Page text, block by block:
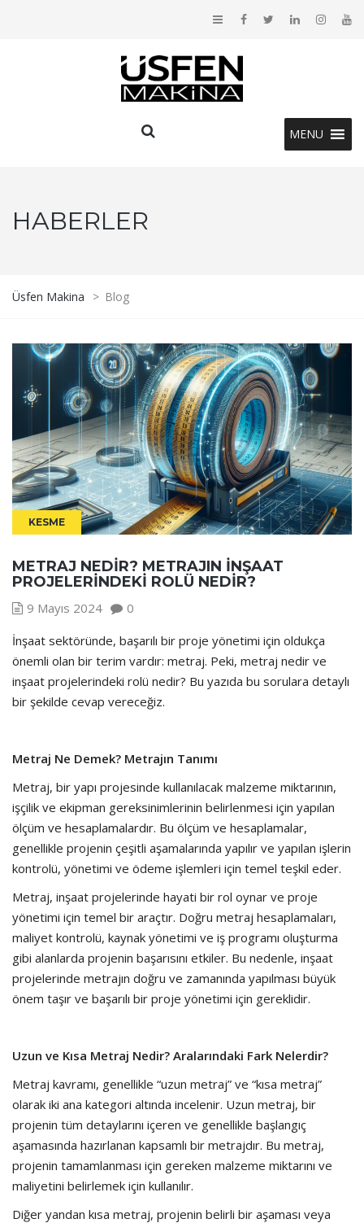
MENU
HABERLER
Üsfen Makina > Blog
KESME
METRAJ NEDIR? METRAJIN İNŞAAT
PROJELERINDEKI ROLÜ NEDIR?
9 Mayıs 2024
0
İnşaat sektöründe, başarılı bir proje yönetimi için oldukça
önemli olan bir terim vardır: metraj. Peki, metraj nedir ve
inşaat projelerindeki rolü nedir? Bu yazıda bu sorulara detaylı
bir şekilde cevap vereceğiz.
Metraj Ne Demek? Metrajın Tanımı
Metraj, bir yapı projesinde kullanılacak malzeme miktarının,
işçilik ve ekipman gereksinimlerinin belirlenmesi için yapılan
ölçüm ve hesaplamalardır. Bu ölçüm ve hesaplamalar,
genellikle projenin çeşitli aşamalarında yapılır ve yapılan işlerin
kontrolü, yönetimi ve ödeme işlemleri için temel teşkil eder.
Metraj, inşaat projelerinde hayati bir rol oynar ve proje
yönetimi için temel bir araçtır. Doğru metraj hesaplamaları,
maliyet kontrolü, kaynak yönetimi ve iş programı oluşturma
gibi alanlarda projenin başarısını etkiler. Bu nedenle, inşaat
projelerinde metrajın doğru ve zamanında yapılması büyük
önem taşır ve başarılı bir proje yönetimi için gereklidir.
Uzun ve Kısa Metraj Nedir? Aralarındaki Fark Nelerdir?
Metraj kavramı, genellikle “uzun metraj” ve “kısa metraj”
olarak iki ana kategori altında incelenir. Uzun metraj, bir
projenin tüm detaylarını içeren ve genellikle başlangıç
aşamasında hazırlanan kapsamlı bir metrajdır. Bu metraj,
projenin tamamlanması için gereken malzeme miktarını ve
maliyetini belirlemek için kullanılır.
Diğer yandan kısa metraj, projenin belirli bir aşaması veya